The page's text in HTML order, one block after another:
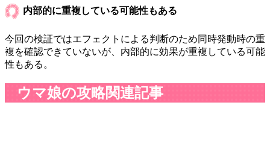
内部的に重複している可能性もある
今回の検証ではエフェクトによる判断のため同時発動時の重
複を確認できていないが、内部的に効果が重複している可能
性もある。
ウマ娘の攻略関連記事